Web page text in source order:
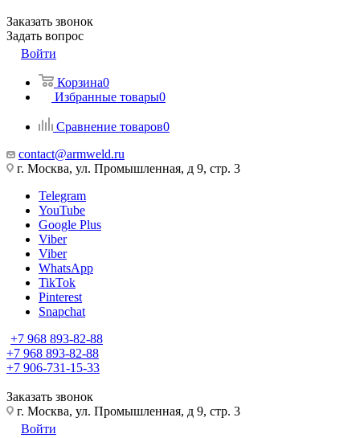
Заказать звонок
Задать вопрос
Войти
Корзина0
Избранные товары0
Сравнение товаров0
contact@armweld.ru
г. Москва, ул. Промышленная, д 9, стр. 3
Telegram
YouTube
Google Plus
Viber
Viber
WhatsApp
TikTok
Pinterest
Snapchat
+7 968 893-82-88
+7 968 893-82-88
+7 906-731-15-33
Заказать звонок
г. Москва, ул. Промышленная, д 9, стр. 3
Войти